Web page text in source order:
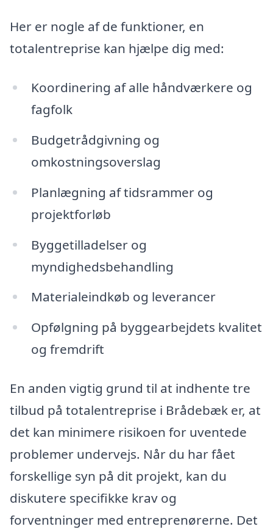
Her er nogle af de funktioner, en
totalentreprise kan hjælpe dig med:
Koordinering af alle håndværkere og
fagfolk
Budgetrådgivning og
omkostningsoverslag
Planlægning af tidsrammer og
projektforløb
Byggetilladelser og
myndighedsbehandling
Materialeindkøb og leverancer
Opfølgning på byggearbejdets kvalitet
og fremdrift
En anden vigtig grund til at indhente tre
tilbud på totalentreprise i Brådebæk er, at
det kan minimere risikoen for uventede
problemer undervejs. Når du har fået
forskellige syn på dit projekt, kan du
diskutere specifikke krav og
forventninger med entreprenørerne. Det